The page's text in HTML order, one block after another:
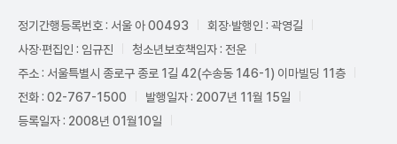
정기간행등록번호 : 서울 아 00493
회장·발행인 : 곽영길
사장·편집인 : 임규진
청소년보호책임자 : 전운
주소 : 서울특별시 종로구 종로 1길 42(수송동 146-1) 이마빌딩 11층
전화 : 02-767-1500
발행일자 : 2007년 11월 15일
등록일자 : 2008년 01월10일